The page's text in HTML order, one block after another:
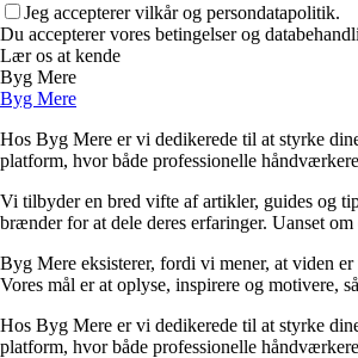
Jeg accepterer vilkår og persondatapolitik.
Du accepterer vores betingelser og
Lær os at kende
Byg Mere
Byg Mere
Hos Byg Mere er vi dedikerede til at styrke
platform, hvor både professionelle
Vi tilbyder en bred vifte af artikler, guides og
brænder for at dele deres erfaringer. Uanset
Byg Mere eksisterer, fordi vi mener, at viden
Vores mål er at oplyse, inspirere og motivere,
Hos Byg Mere er vi dedikerede til at styrke
platform, hvor både professionelle